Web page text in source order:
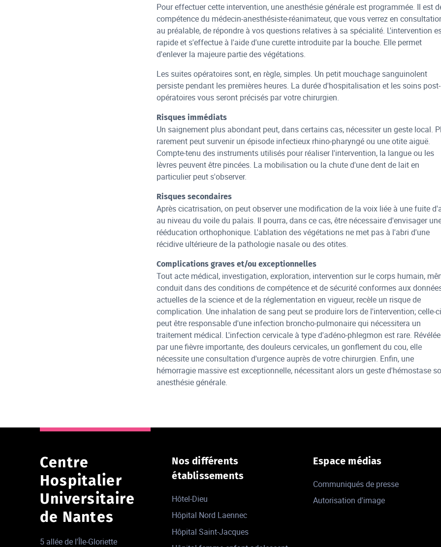
Pour effectuer cette intervention, une anesthésie générale est programmée. Il est
compétence du médecin-anesthésiste-réanimateur, que vous verrez en
au préalable, de répondre à vos questions relatives à sa spécialité. L'intervention
rapide et s'effectue à l'aide d'une curette introduite par la bouche. Elle permet
d'enlever la majeure partie des végétations.
Les suites opératoires sont, en règle, simples. Un petit mouchage sanguinolent
persiste pendant les premières heures. La durée d'hospitalisation et les soins post-
opératoires vous seront précisés par votre chirurgien.
Risques immédiats
Un saignement plus abondant peut, dans certains cas, nécessiter un geste local.
rarement peut survenir un épisode infectieux rhino-pharyngé ou une otite aiguë.
Compte-tenu des instruments utilisés pour réaliser l'intervention, la langue ou les
lèvres peuvent être pincées. La mobilisation ou la chute d'une dent de lait en
particulier peut s'observer.
Risques secondaires
Après cicatrisation, on peut observer une modification de la voix liée à une fuite
au niveau du voile du palais. Il pourra, dans ce cas, être nécessaire d'envisager
rééducation orthophonique. L'ablation des végétations ne met pas à l'abri d'une
récidive ultérieure de la pathologie nasale ou des otites.
Complications graves et/ou exceptionnelles
Tout acte médical, investigation, exploration, intervention sur le corps humain,
conduit dans des conditions de compétence et de sécurité conformes aux
actuelles de la science et de la réglementation en vigueur, recèle un risque de
complication. Une inhalation de sang peut se produire lors de l'intervention; celle-ci
peut être responsable d'une infection broncho-pulmonaire qui nécessitera un
traitement médical. L'infection cervicale à type d'adéno-phlegmon est rare. Révélée
par une fièvre importante, des douleurs cervicales, un gonflement du cou, elle
nécessite une consultation d'urgence auprès de votre chirurgien. Enfin, une
hémorragie massive est exceptionnelle, nécessitant alors un geste d'hémostase
anesthésie générale.
Centre
Hospitalier
Universitaire
de Nantes
5 allée de l'Île-Gloriette
Nos différents
établissements
Hôtel-Dieu
Hôpital Nord Laennec
Hôpital Saint-Jacques
Espace médias
Communiqués de presse
Autorisation d'image